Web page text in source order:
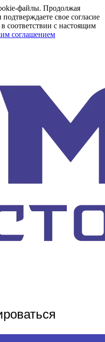
файлы. Продолжая
свое согласие
соответствии с настоящим
соглашением